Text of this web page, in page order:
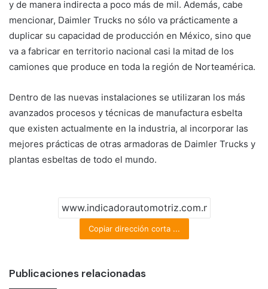
y de manera indirecta a poco más de mil. Además, cabe
mencionar, Daimler Trucks no sólo va prácticamente a
duplicar su capacidad de producción en México, sino que
va a fabricar en territorio nacional casi la mitad de los
camiones que produce en toda la región de Norteamérica.
Dentro de las nuevas instalaciones se utilizaran los más
avanzados procesos y técnicas de manufactura esbelta
que existen actualmente en la industria, al incorporar las
mejores prácticas de otras armadoras de Daimler Trucks y
plantas esbeltas de todo el mundo.
Copiar dirección corta ...
Publicaciones relacionadas